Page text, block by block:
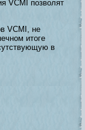
VCMI позволят
VCMI, не
итоге
в